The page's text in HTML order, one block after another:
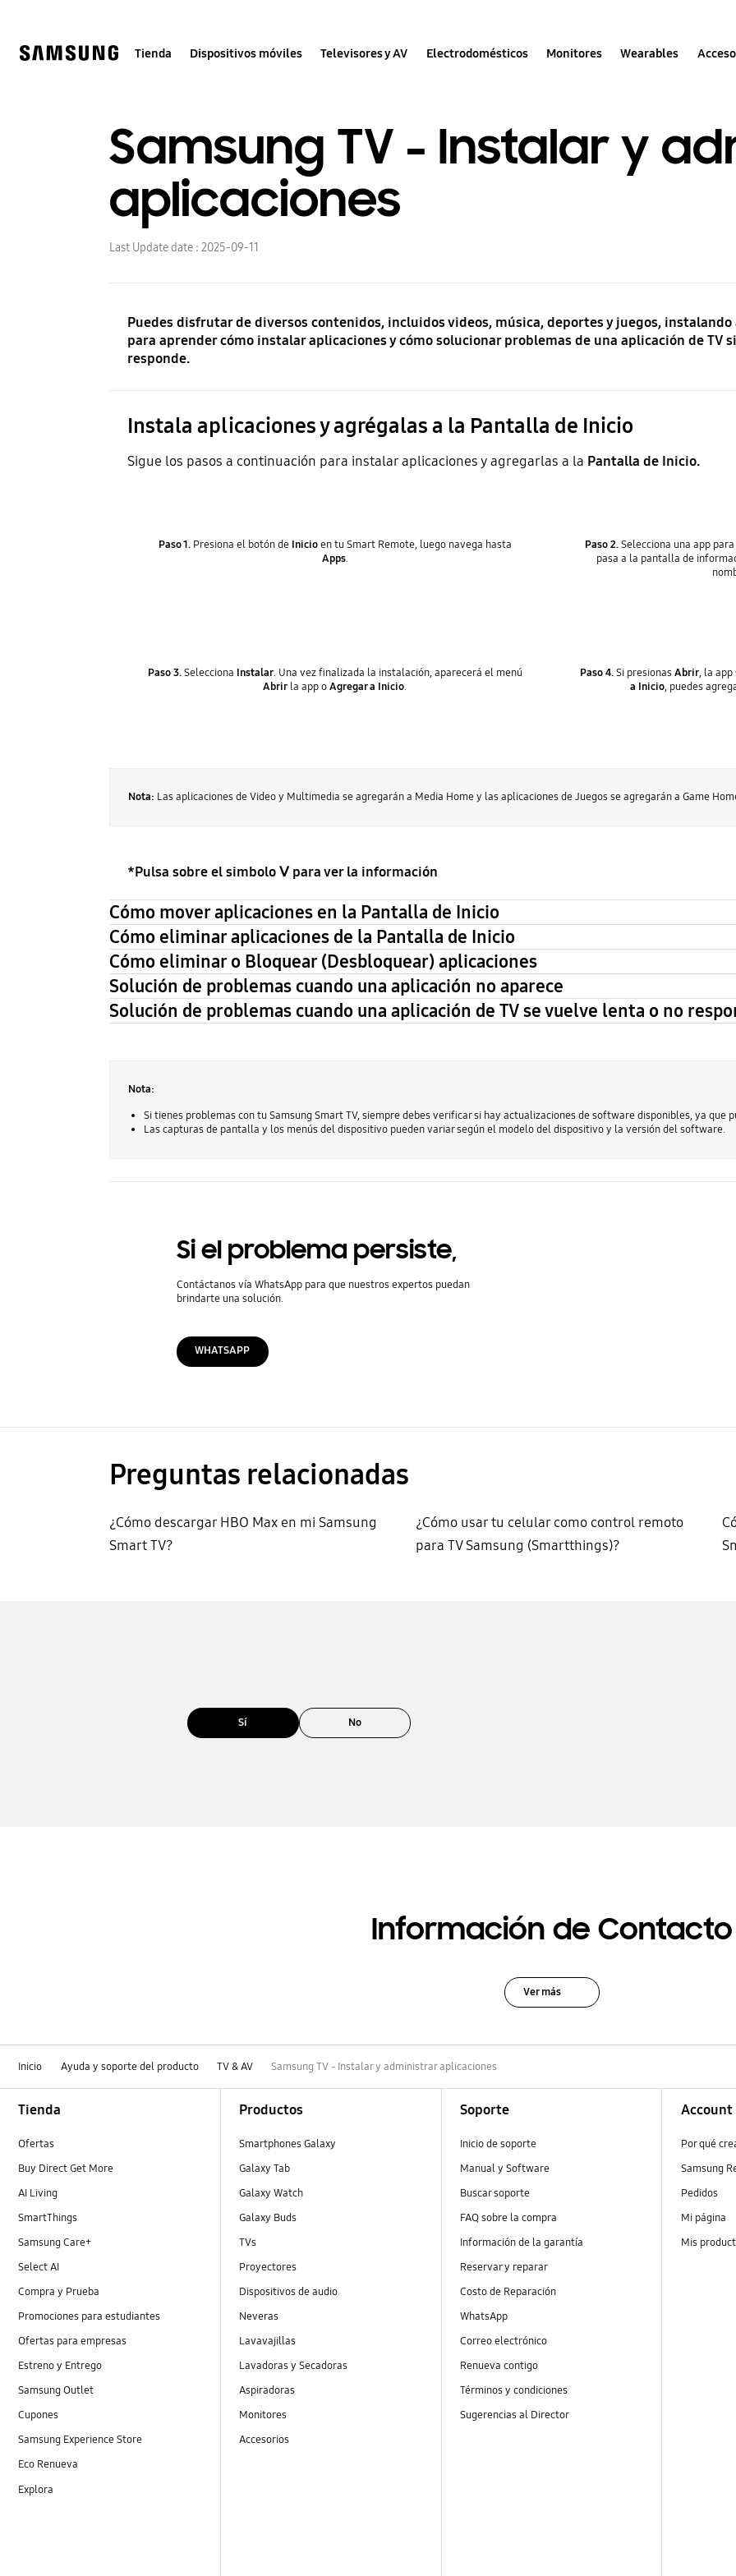
Tienda Dispositivos móviles Televisores y AV Electrodomésticos Monitores Wearables
Samsung TV - Instalar y
aplicaciones
Last Update date : 2025-09-11
Puedes disfrutar de diversos contenidos, incluidos videos, música, deportes y juegos,
para aprender cómo instalar aplicaciones y cómo solucionar problemas de una aplicación de TV
responde.
Instala aplicaciones y agrégalas a la Pantalla de Inicio
Sigue los pasos a continuación para instalar aplicaciones y agregarlas a la Pantalla de Inicio.
Paso 1. Presiona el botón de Inicioen tu Smart Remote, luego navega hasta
Apps.
Paso 2.Selecciona una app
pasa a la pantalla de
Paso 3.Selecciona Instalar. Una vez finalizada la instalación, aparecerá el menú
Abrir la app oAgregar a Inicio.
Paso 4.Si presionasAbrir, la
a Inicio, puedes
Nota: Las aplicaciones de Video y Multimedia se agregarán a Media Home y las aplicaciones de Juegos se agregarán a Game
*Pulsa sobre el simbolo ᐯ para ver la información
Cómo mover aplicaciones en la Pantalla de Inicio
Cómo eliminar aplicaciones de la Pantalla de Inicio
Cómo eliminar o Bloquear (Desbloquear) aplicaciones
Solución de problemas cuando una aplicación no aparece
Solución de problemas cuando una aplicación de TV se vuelve lenta o no
Nota:
Si tienes problemas con tu Samsung Smart TV, siempre debes verificar si hay actualizaciones de software disponibles, ya que
Las capturas de pantalla y los menús del dispositivo pueden variar según el modelo del dispositivo y la versión del software.
Si el problema persiste,
Contáctanos vía WhatsApp para que nuestros expertos puedan
brindarte una solución.
WHATSAPP
Preguntas relacionadas
¿Cómo descargar HBO Max en mi Samsung
Smart TV?
¿Cómo usar tu celular como control remoto
para TV Samsung (Smartthings)?
Sí No
Información de Contacto
Ver más
Inicio Ayuda y soporte del producto TV & AV Samsung TV - Instalar y administrar aplicaciones
Tienda
Ofertas
Buy Direct Get More
AI Living
SmartThings
Samsung Care+
Select AI
Compra y Prueba
Promociones para estudiantes
Ofertas para empresas
Estreno y Entrego
Samsung Outlet
Cupones
Samsung Experience Store
Eco Renueva
Explora
Productos
Smartphones Galaxy
Galaxy Tab
Galaxy Watch
Galaxy Buds
TVs
Proyectores
Dispositivos de audio
Neveras
Lavavajillas
Lavadoras y Secadoras
Aspiradoras
Monitores
Accesorios
Soporte
Inicio de soporte
Manual y Software
Buscar soporte
FAQ sobre la compra
Información de la garantía
Reservar y reparar
Costo de Reparación
WhatsApp
Correo electrónico
Renueva contigo
Términos y condiciones
Sugerencias al Director
Account
Por qué
Samsung
Pedidos
Mi página
Mis